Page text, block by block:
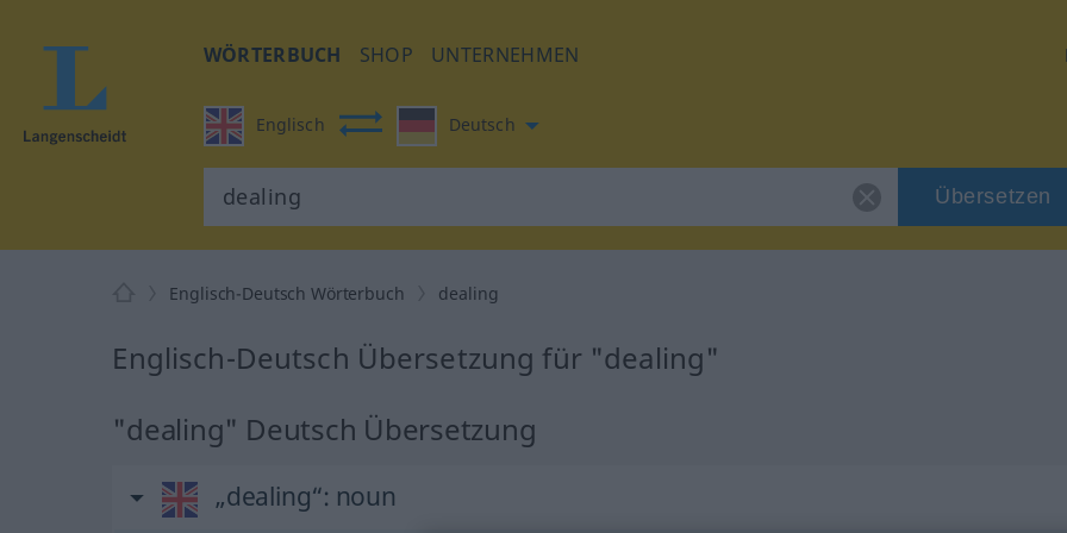
WÖRTERBUCH SHOP UNTERNEHMEN
Englisch Deutsch
Übersetzen
Englisch-Deutsch Wörterbuch dealing
Englisch-Deutsch Übersetzung für "dealing"
"dealing" Deutsch Übersetzung
„dealing“: noun